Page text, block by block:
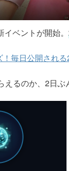
ベントが開始。
毎日公開され
るのか、2日ぶ